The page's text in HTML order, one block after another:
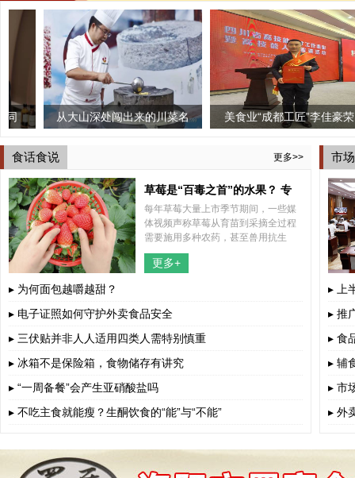
大山深处闯出来的川菜名
美食业“成都工匠”李佳豪荣
“時味
三个椰子
食话食说 更多>>
草莓是“百毒之首”的水果？ 专
家“五问五答”为你解惑
每年草莓大量上市季节期间，一些媒
体视频声称草莓从育苗到采摘全过程
需要施用多种农药，甚至兽用抗生
素，认为草莓不能吃。这些视频不断
传播，引起公众关注，也引发了不少
更多+
▸ 为何面包越嚼越甜？
▸ 电子证照如何守护外卖食品安全
▸ 三伏贴并非人人适用四类人需特别慎重
▸ 冰箱不是保险箱，食物储存有讲究
▸ “一周备餐”会产生亚硝酸盐吗
▸ 不吃主食就能瘦？生酮饮食的“能”与“不能”
市
▸ 上
▸ 推
▸ 食
▸ 辅
▸ 市
▸ 外